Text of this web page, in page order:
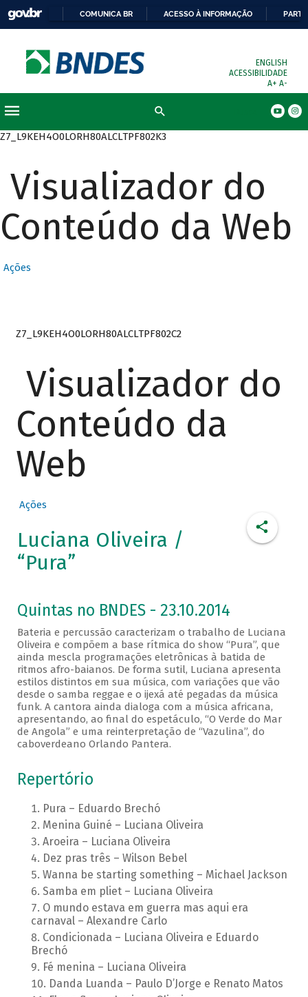
COMUNICA BR ACESSO À INFORMAÇÃO
ENGLISH
ACESSIBILIDADE
A+ A-
Z7_L9KEH4O0LORH80ALCLTPF802K3
Visualizador do
Conteúdo da Web
Ações
Z7_L9KEH4O0LORH80ALCLTPF802C2
Visualizador do
Conteúdo da
Web
Ações
Luciana Oliveira /
“Pura”
Quintas no BNDES - 23.10.2014
Bateria e percussão caracterizam o trabalho de Luciana
Oliveira e compõem a base rítmica do show “Pura”, que
ainda mescla programações eletrônicas à batida de
ritmos afro-baianos. De forma sutil, Luciana apresenta
estilos distintos em sua música, com variações que vão
desde o samba reggae e o ijexá até pegadas da música
funk. A cantora ainda dialoga com a música africana,
apresentando, ao final do espetáculo, “O Verde do Mar
de Angola” e uma reinterpretação de “Vazulina”, do
caboverdeano Orlando Pantera.
Repertório
Pura – Eduardo Brechó
Menina Guiné – Luciana Oliveira
Aroeira – Luciana Oliveira
Dez pras três – Wilson Bebel
Wanna be starting something – Michael Jackson
Samba em pliet – Luciana Oliveira
O mundo estava em guerra mas aqui era
carnaval – Alexandre Carlo
Condicionada – Luciana Oliveira e Eduardo
Brechó
Fé menina – Luciana Oliveira
Danda Luanda – Paulo D’Jorge e Renato Matos